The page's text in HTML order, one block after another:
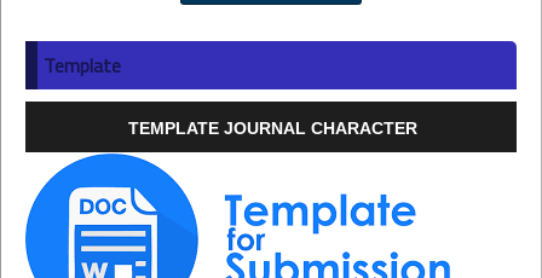
Template
TEMPLATE JOURNAL CHARACTER